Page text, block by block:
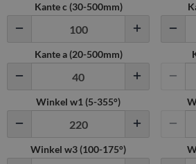
Kante c (30-500mm)
Kante a (20-500mm)
Winkel w1 (5-355°)
Winkel w3 (100-175°)